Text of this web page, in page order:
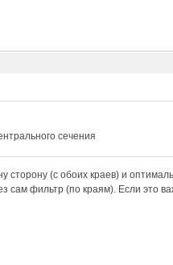
сечения
(с обоих краев) и
сам фильтр (по краям). Если это